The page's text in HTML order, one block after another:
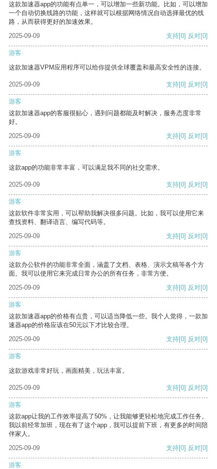
这款加速器app的功能有点单一，可以增加一些新功能。比如，可以增加
一个自动切换线路的功能，这样就可以根据网络情况自动选择最优的线
路，从而获得更好的加速效果。
2025-09-09
支持[0] 反对[0]
游客
这款加速器VPM应用程序可以给你提供全球覆盖和最高安全性的连接。
2025-09-09 支持[0] 反对[0]
游客
这款加速器app的客服很贴心，遇到问题都能及时解决，服务态度非常
好。
2025-09-09
支持[0] 反对[0]
游客
这款app的功能非常丰富，可以满足我不同的社交需求。
2025-09-09 支持[0] 反对[0]
游客
这款软件非常实用，可以帮助我解决很多问题。比如，我可以使用它来
查找资料、翻译语言、编写代码等。
2025-09-09
支持[0] 反对[0]
游客
这款办公软件的功能非常全面，涵盖了文档、表格、演示文稿等各个方
面。我可以使用它来完成日常办公的所有任务，非常方便。
2025-09-09
支持[0] 反对[0]
游客
这款加速器app的价格有点贵，可以适当降低一些。我个人觉得，一款加
速器app的价格应该在50元以下才比较合理。
2025-09-09
支持[0] 反对[0]
游客
这款游戏非常好玩，画面精美，玩法丰富。
2025-09-09 支持[0] 反对[0]
游客
这款app让我的工作效率提高了50%，让我能够更轻松地完成工作任务。
我以前经常加班，现在有了这个app，我可以提前下班，有更多的时间陪
伴家人。
2025-09-09
支持[0] 反对[0]
游客